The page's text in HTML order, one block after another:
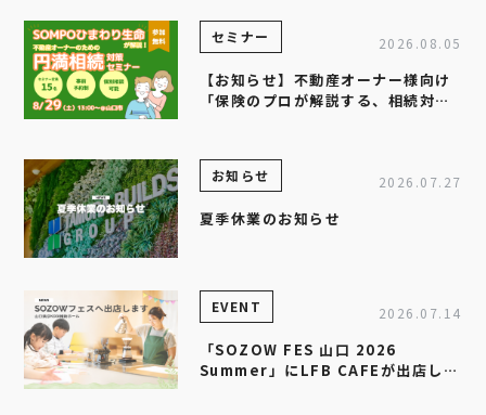
セミナー 2026.08.05
【お知らせ】不動産オーナー様向け
「保険のプロが解説する、相続対策
お知らせ 2026.07.27
夏季休業のお知らせ
EVENT 2026.07.14
「SOZOW FES 山口 2026
Summer」にLFB CAFEが出店しま